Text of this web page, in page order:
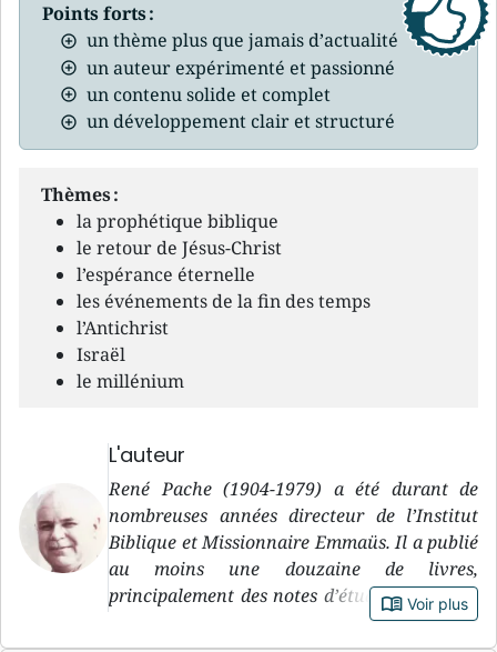
Points forts :
un thème plus que jamais d’actualité
un auteur expérimenté et passionné
un contenu solide et complet
un développement clair et structuré
Thèmes :
la prophétique biblique
le retour de Jésus-Christ
l’espérance éternelle
les événements de la fin des temps
l’Antichrist
Israël
le millénium
L'auteur
René Pache (1904-1979) a été durant de
nombreuses années directeur de l’Institut
Biblique et Missionnaire Emmaüs. Il a publié
au moins une douzaine de livres,
principalement des notes d’étude biblique et
des ouvrages de doctrine qui font encore
book_open Voir plus